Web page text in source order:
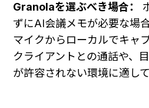
Granolaを選ぶべき場合：
ずにAI会議メモが必要な場
マイクからローカルでキャ
クライアントとの通話や、
が許容されない環境に適して